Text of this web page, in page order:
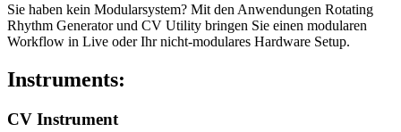
Sie haben kein Modularsystem? Mit den Anwendungen Rotating
Rhythm Generator und CV Utility bringen Sie einen modularen
Workflow in Live oder Ihr nicht-modulares Hardware Setup.
Instruments:
CV Instrument